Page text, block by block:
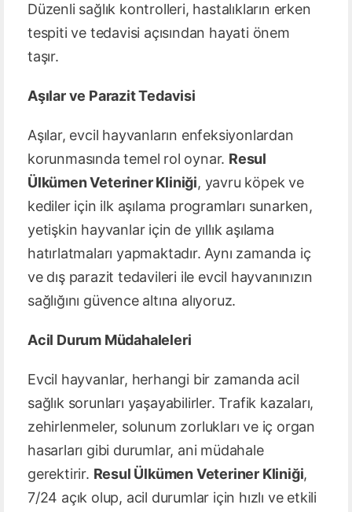
Düzenli sağlık kontrolleri, hastalıkların erken
tespiti ve tedavisi açısından hayati önem
taşır.
Aşılar ve Parazit Tedavisi
Aşılar, evcil hayvanların enfeksiyonlardan
korunmasında temel rol oynar. Resul
Ülkümen Veteriner Kliniği, yavru köpek ve
kediler için ilk aşılama programları sunarken,
yetişkin hayvanlar için de yıllık aşılama
hatırlatmaları yapmaktadır. Aynı zamanda iç
ve dış parazit tedavileri ile evcil hayvanınızın
sağlığını güvence altına alıyoruz.
Acil Durum Müdahaleleri
Evcil hayvanlar, herhangi bir zamanda acil
sağlık sorunları yaşayabilirler. Trafik kazaları,
zehirlenmeler, solunum zorlukları ve iç organ
hasarları gibi durumlar, ani müdahale
gerektirir. Resul Ülkümen Veteriner Kliniği,
7/24 açık olup, acil durumlar için hızlı ve etkili